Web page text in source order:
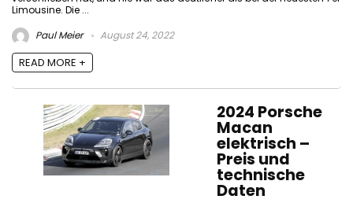
Limousine. Die ...
Paul Meier
August 24, 2022
READ MORE +
2024 Porsche
Macan
elektrisch –
Preis und
technische
Daten